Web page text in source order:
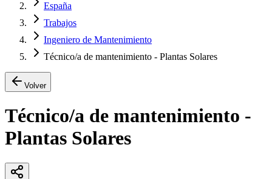
España
Trabajos
Ingeniero de Mantenimiento
Técnico/a de mantenimiento - Plantas Solares
Volver
Técnico/a de mantenimiento -
Plantas Solares